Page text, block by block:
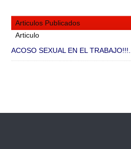
Articulos Publicados
Articulo
ACOSO SEXUAL EN EL TRABAJO!!!...